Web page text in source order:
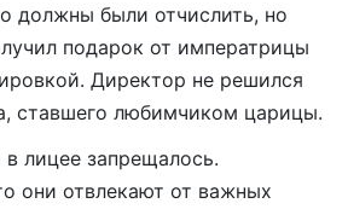
должны были отчислить, но
подарок от императрицы
Директор не решился
ставшего любимчиком царицы.
в лицее запрещалось.
они отвлекают от важных